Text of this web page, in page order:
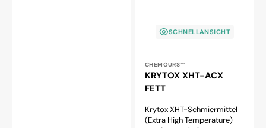
SCHNELLANSICHT
Anbieter:
CHEMOURS™
KRYTOX XHT-ACX
FETT
Krytox XHT-Schmiermittel
(Extra High Temperature)